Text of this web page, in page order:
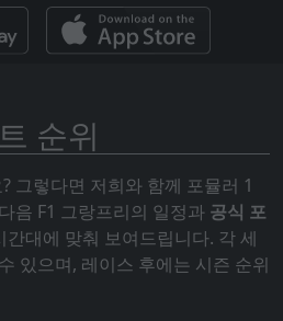
순위
그렇다면 저희와 함께 포뮬러 1
음 F1 그랑프리의 일정과 공식 포
간대에 맞춰 보여드립니다. 각 세
있으며, 레이스 후에는 시즌 순위